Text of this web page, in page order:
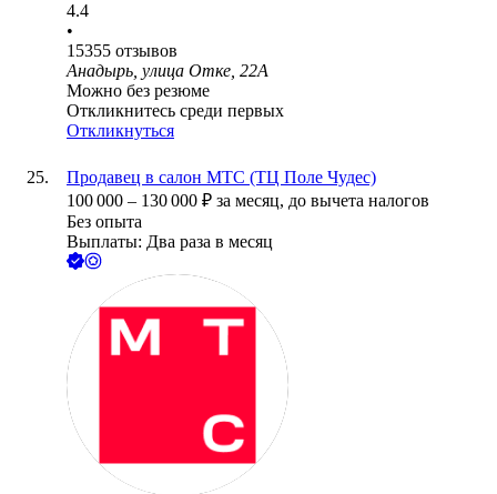
4.4
•
15355 отзывов
Анадырь, улица Отке, 22А
Можно без резюме
Откликнитесь среди первых
Откликнуться
Продавец в салон МТС (ТЦ Поле Чудес)
100 000 – 130 000 ₽ за месяц, до вычета налогов
Без опыта
Выплаты: Два раза в месяц